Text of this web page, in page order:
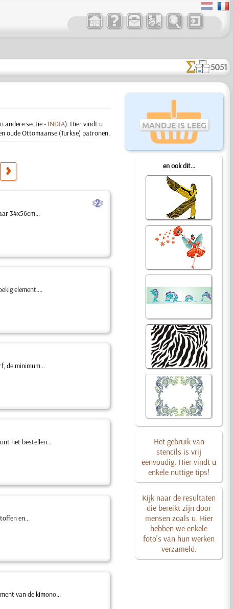
5051
MANDJE IS LEEG
en ook dit...
Het gebruik van
stencils is vrij
eenvoudig. Hier vindt u
enkele nuttige tips!
Kijk naar de resultaten
die bereikt zijn door
mensen zoals u. Hier
hebben we enkele
foto's van hun werken
verzameld.
andere sectie - INDIA). Hier vindt u
oude Ottomaanse (Turkse) patronen.
b
34x56cm...
element....
de minimum...
het bestellen...
en...
van de kimono...